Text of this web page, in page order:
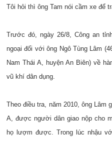
Tôi hỏi thì ông Tam nói cầm xe để
Trước đó, ngày 26/8, Công an
ngoại đối với ông Ngô Tùng Lâm
Nam Thái A, huyện An Biên) về
vũ khí dân dụng.
Theo điều tra, năm 2010, ông
A, được người dân giao nộp cho
họ lượm được. Trong lúc nhậu